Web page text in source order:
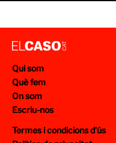
Qui som
Què fem
On som
Escriu-nos
Termes i condicions d’ús